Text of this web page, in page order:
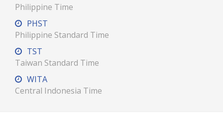
Philippine Time
PHST
Philippine Standard Time
TST
Taiwan Standard Time
WITA
Central Indonesia Time